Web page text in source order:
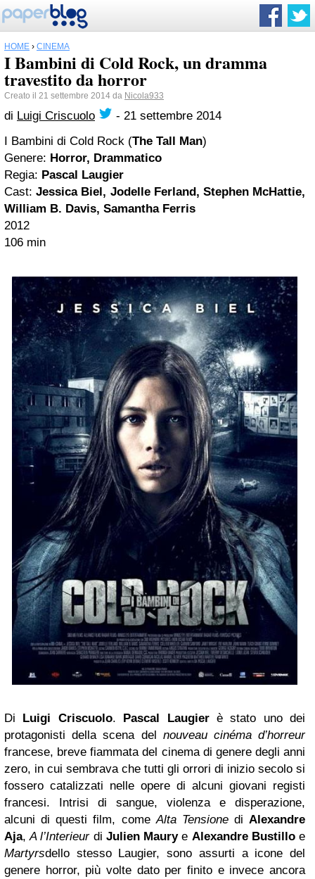
HOME › CINEMA
I Bambini di Cold Rock, un dramma
travestito da horror
Creato il 21 settembre 2014 da Nicola933
di Luigi Criscuolo - 21 settembre 2014
I Bambini di Cold Rock (The Tall Man)
Genere: Horror, Drammatico
Regia: Pascal Laugier
Cast:Jessica Biel, Jodelle Ferland, Stephen McHattie,
William B. Davis, Samantha Ferris
2012
106 min
Di Luigi Criscuolo. Pascal Laugierè stato uno dei
protagonisti della scena del nouveau cinéma d’horreur
francese, breve fiammata del cinema di genere degli anni
zero, in cui sembrava che tutti gli orrori di inizio secolo si
fossero catalizzati nelle opere di alcuni giovani registi
francesi. Intrisi di sangue, violenza e disperazione,
alcuni di questi film, comeAlta Tensionedi Alexandre
Aja,A l’Interieur di Julien Maurye Alexandre Bustilloe
Martyrsdello stesso Laugier, sono assurti a icone del
genere horror, più volte dato per finito e invece ancora